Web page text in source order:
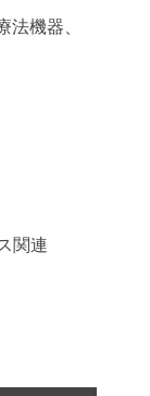
法機器、
関連